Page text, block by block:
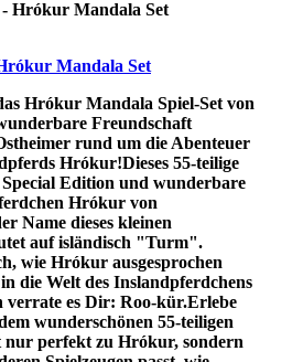
Mandala Set
Hrókur Mandala Spiel-Set von
Freundschaft
rund um die Abenteuer
Hrókur!Dieses 55-teilige
Edition und wunderbare
Hrókur von
Name dieses kleinen
auf isländisch "Turm".
wie Hrókur ausgesprochen
die Welt des Inslandpferdchens
verrate es Dir: Roo-kür.Erlebe
wunderschönen 55-teiligen
nur perfekt zu Hrókur, sondern